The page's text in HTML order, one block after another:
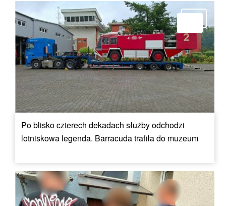
Po blisko czterech dekadach służby odchodzi
lotniskowa legenda. Barracuda trafiła do muzeum